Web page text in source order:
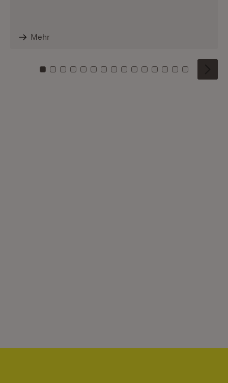
Mehr
Zu Kachel: 0
Zu Kachel: 1
Zu Kachel: 2
Zu Kachel: 3
Zu Kachel: 4
Zu Kachel: 5
Zu Kachel: 6
Zu Kachel: 7
Zu Kachel: 8
Zu Kachel: 9
Zu Kachel: 10
Zu Kachel: 11
Zu Kachel: 12
Zu Kachel:
Zu